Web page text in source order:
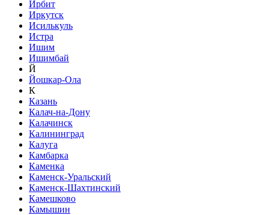
Ирбит
Иркутск
Исилькуль
Истра
Ишим
Ишимбай
Й
Йошкар-Ола
К
Казань
Калач-на-Дону
Калачинск
Калининград
Калуга
Камбарка
Каменка
Каменск-Уральский
Каменск-Шахтинский
Камешково
Камышин